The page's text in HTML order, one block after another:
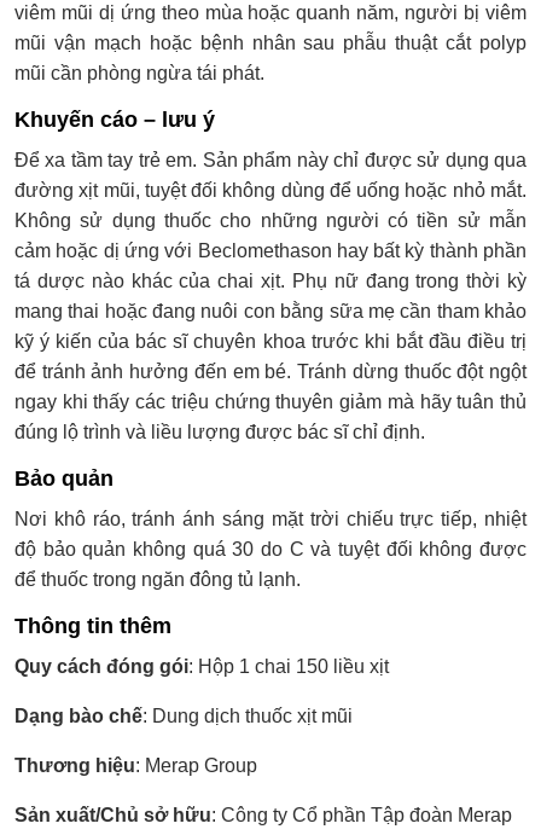
viêm mũi dị ứng theo mùa hoặc quanh năm, người bị viêm
mũi vận mạch hoặc bệnh nhân sau phẫu thuật cắt polyp
mũi cần phòng ngừa tái phát.
Khuyến cáo – lưu ý
Để xa tầm tay trẻ em. Sản phẩm này chỉ được sử dụng qua
đường xịt mũi, tuyệt đối không dùng để uống hoặc nhỏ mắt.
Không sử dụng thuốc cho những người có tiền sử mẫn
cảm hoặc dị ứng với Beclomethason hay bất kỳ thành phần
tá dược nào khác của chai xịt. Phụ nữ đang trong thời kỳ
mang thai hoặc đang nuôi con bằng sữa mẹ cần tham khảo
kỹ ý kiến của bác sĩ chuyên khoa trước khi bắt đầu điều trị
để tránh ảnh hưởng đến em bé. Tránh dừng thuốc đột ngột
ngay khi thấy các triệu chứng thuyên giảm mà hãy tuân thủ
đúng lộ trình và liều lượng được bác sĩ chỉ định.
Bảo quản
Nơi khô ráo, tránh ánh sáng mặt trời chiếu trực tiếp, nhiệt
độ bảo quản không quá 30 do C và tuyệt đối không được
để thuốc trong ngăn đông tủ lạnh.
Thông tin thêm
Quy cách đóng gói: Hộp 1 chai 150 liều xịt
Dạng bào chế: Dung dịch thuốc xịt mũi
Thương hiệu: Merap Group
Sản xuất/Chủ sở hữu: Công ty Cổ phần Tập đoàn Merap